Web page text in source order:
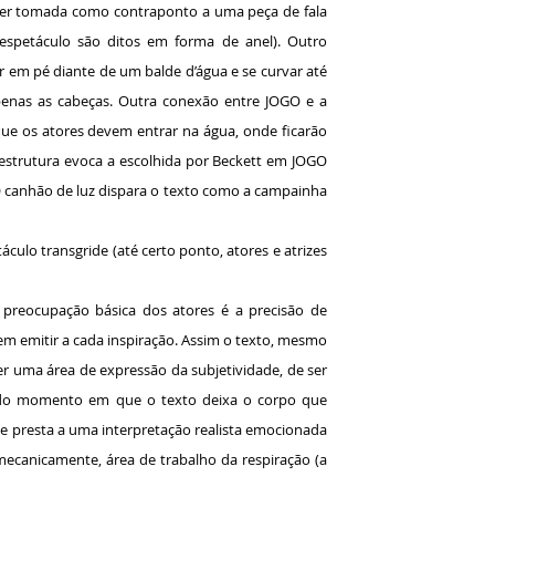
tomada como contraponto a uma peça de fala
são ditos em forma de anel). Outro
pé diante de um balde d’água e se curvar até
as cabeças. Outra conexão entre JOGO e a
os atores devem entrar na água, onde ficarão
evoca a escolhida por Beckett em JOGO
de luz dispara o texto como a campainha
transgride (até certo ponto, atores e atrizes
básica dos atores é a precisão de
emitir a cada inspiração. Assim o texto, mesmo
uma área de expressão da subjetividade, de ser
momento em que o texto deixa o corpo que
presta a uma interpretação realista emocionada
área de trabalho da respiração (a